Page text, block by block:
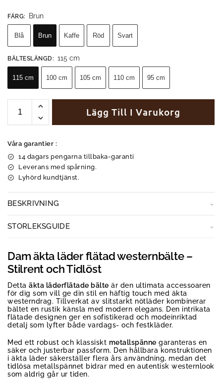
FÄRG: Brun
Blå Brun Kaffe Röd Svart
BÄLTESLÄNGD: 115 cm
115 cm 100 cm 105 cm 110 cm 95 cm
Lägg Till I Varukorg
Våra garantier :
14 dagars pengarna tillbaka-garanti
Leverans med spårning.
Lyhörd kundtjänst.
BESKRIVNING
STORLEKSGUIDE
Dam äkta läder flätad westernbälte –
Stilrent och Tidlöst
Detta äkta läderflätade bälte är den ultimata accessoaren
för dig som vill ge din stil en häftig touch med äkta
westerndrag. Tillverkat av slitstarkt nötläder kombinerar
bältet en rustik känsla med modern elegans. Den intrikata
flätade designen ger en sofistikerad och modeinriktad
detalj som lyfter både vardags- och festkläder.
Med ett robust och klassiskt metallspänne garanteras en
säker och justerbar passform. Den hållbara konstruktionen
i äkta läder säkerställer flera års användning, medan det
tidlösa metallspännet bidrar med en autentisk westernlook
som aldrig går ur tiden.